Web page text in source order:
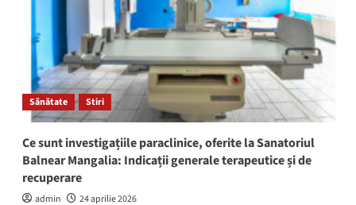
Sănătate Stiri
Ce sunt investigațiile paraclinice, oferite la Sanatoriul
Balnear Mangalia: Indicații generale terapeutice și de
recuperare
admin 24 aprilie 2026